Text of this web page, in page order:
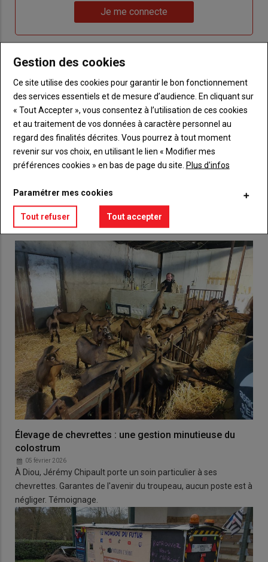
de
me
Je me connecte
titre
TITRE CRÉEZ UN COMPTE
BodyChoisissez votre formule et créez votre
compte pour accéder à tout {nom-site}.
Lien Créez un compte
VOUS AIMEREZ AUSSI
Élevage de chevrettes : une gestion minutieuse du
colostrum
05 février 2026
À Diou, Jérémy Chipault porte un soin particulier à ses
chevrettes. Garantes de l'avenir du troupeau, aucun poste est à
négliger. Témoignage.
Gestion des cookies
Ce site utilise des cookies pour garantir le bon fonctionnement
des services essentiels et de mesure d’audience. En cliquant sur
« Tout Accepter », vous consentez à l’utilisation de ces cookies
et au traitement de vos données à caractère personnel au
regard des finalités décrites. Vous pourrez à tout moment
revenir sur vos choix, en utilisant le lien « Modifier mes
préférences cookies » en bas de page du site. Plus d'infos
Paramétrer mes cookies
Tout refuser Tout accepter